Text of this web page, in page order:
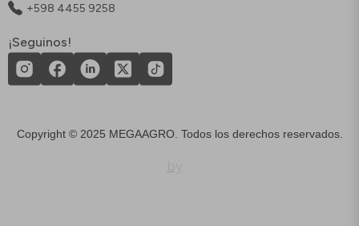
+598 4455 9258
¡Seguinos!
Copyright © 2025 MEGAAGRO. Todos los derechos reservados.